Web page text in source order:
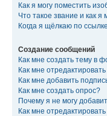
Как я могу поместить
Что такое звание и как я
Когда я щёлкаю по
Создание сообщений
Как мне создать тему в
Как мне
Как мне добавить
Как мне создать опрос?
Почему я не могу
Как мне